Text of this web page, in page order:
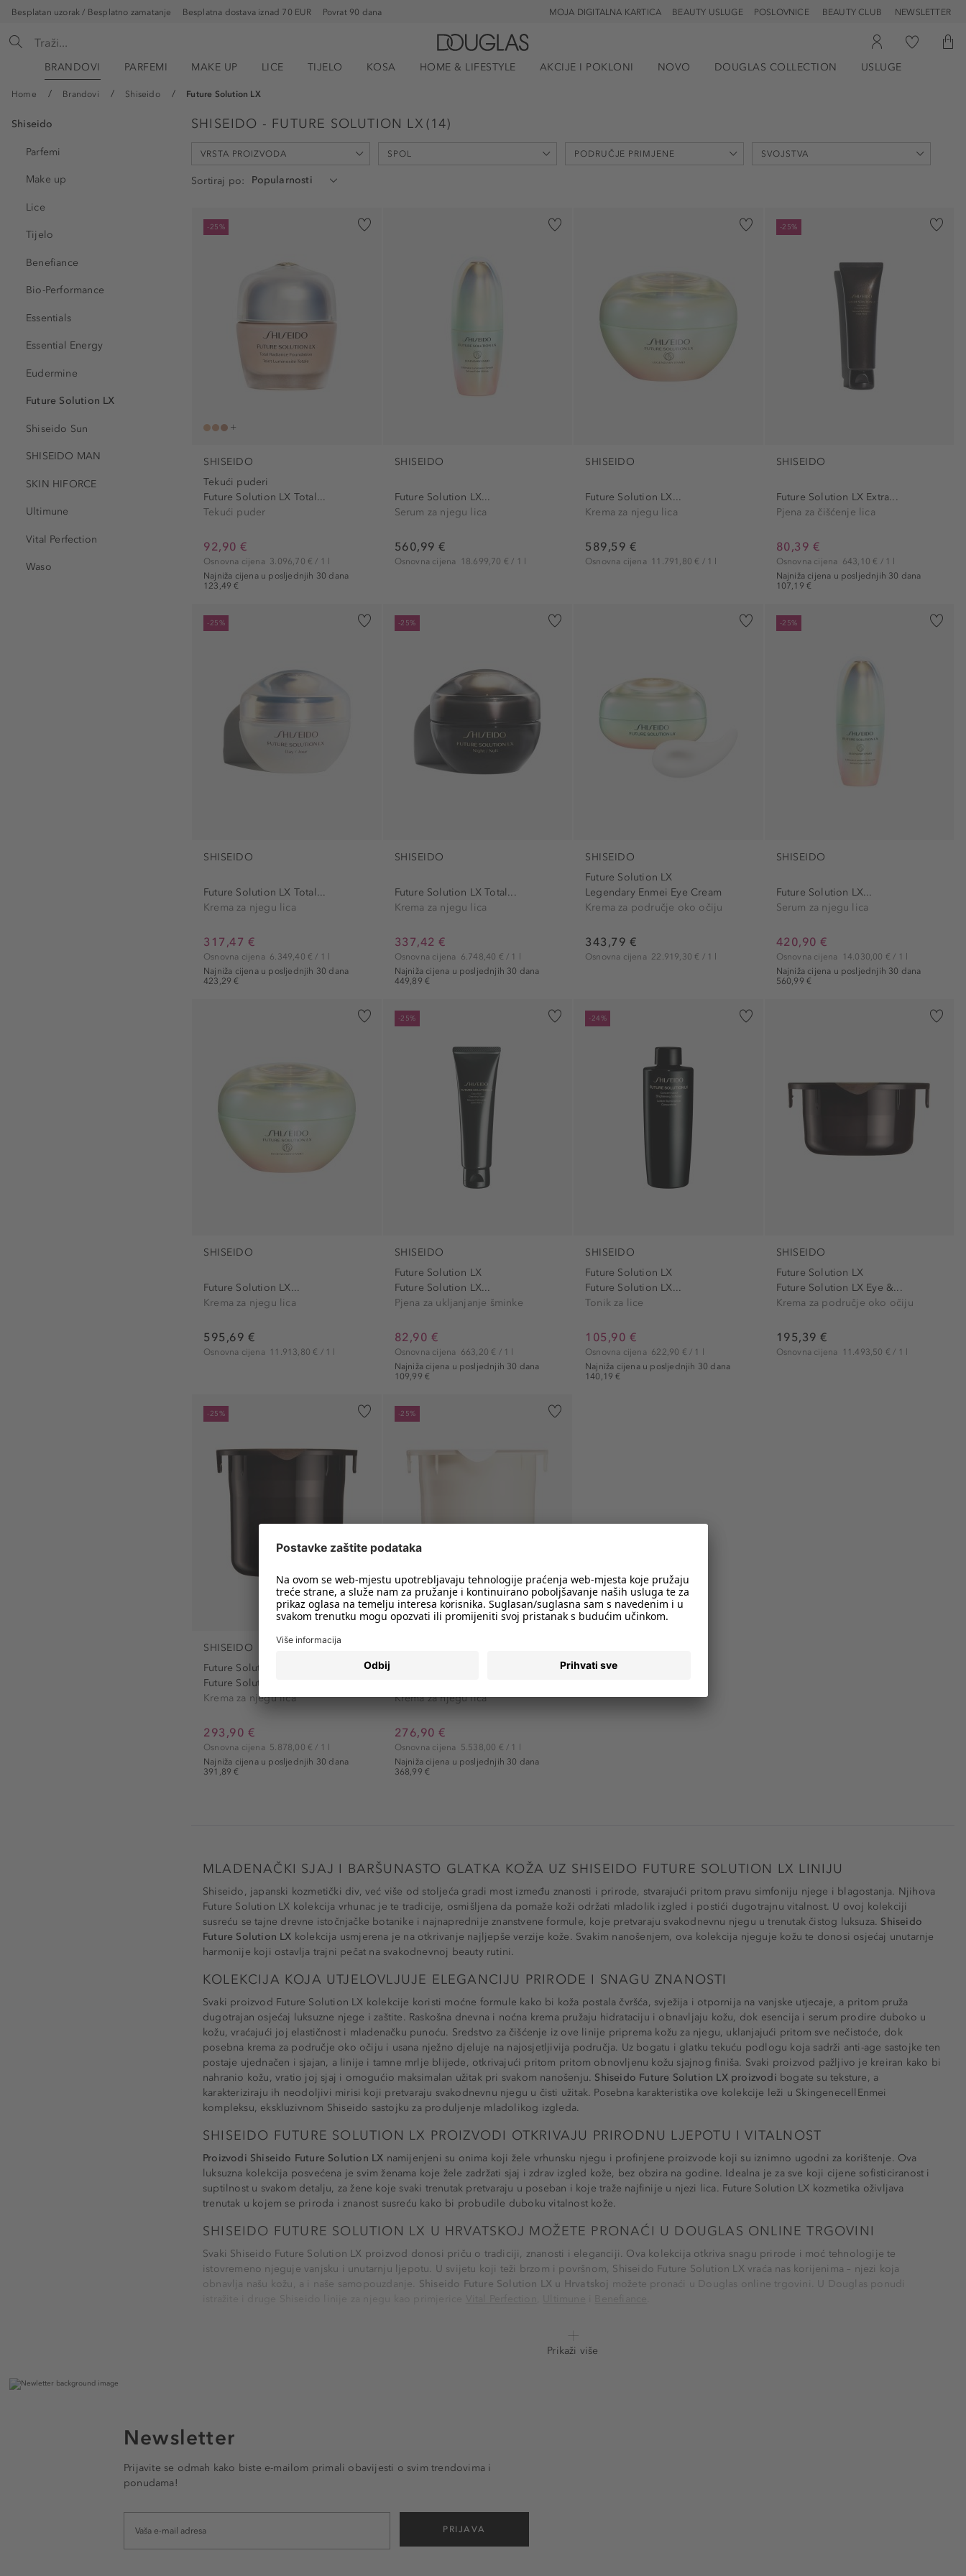
Besplatan uzorak / Besplatno zamatanje Besplatna dostava iznad 70 EUR Povrat 90 dana POSLOVNICE BEAUTY CLUB NEWSLETTER
BEAUTY USLUGE
MOJA DIGITALNA KARTICA
BRANDOVI PARFEMI MAKE UP LICE TIJELO KOSA HOME & LIFESTYLE AKCIJE I POKLONI NOVO DOUGLAS COLLECTION USLUGE
Home Brandovi Shiseido Future Solution LX
Shiseido
Parfemi
Make up
Lice
Tijelo
Benefiance
Bio-Performance
Essentials
Essential Energy
Eudermine
Future Solution LX
Shiseido Sun
SHISEIDO MAN
SKIN HIFORCE
Ultimune
Vital Perfection
Waso
SHISEIDO - FUTURE SOLUTION LX (14)
VRSTA PROIZVODA
Krema za područje oko očiju (2)
Tekući puder (1)
Tonik za lice (1)
SPOL PODRUČJE PRIMJENE SVOJSTVA
balansiranje (1)
regenerirajući (2)
Sortiraj po
-25%
SHISEIDO
Tekući puderi
Future Solution LX Total...
Tekući puder
92,90 €
Najniža cijena u posljednjih 30 dana
123,49 €
Osnovna cijena 3.096,70 € / 1 l
SHISEIDO
Future Solution LX...
Serum za njegu lica
560,99 €
Osnovna cijena 18.699,70 € / 1 l
SHISEIDO
Future Solution LX...
Krema za njegu lica
589,59 €
Osnovna cijena 11.791,80 € / 1 l
-25%
SHISEIDO
Future Solution LX Extra...
Pjena za čišćenje lica
80,39 €
Najniža cijena u posljednjih 30 dana
107,19 €
Osnovna cijena 643,10 € / 1 l
-25%
SHISEIDO
Future Solution LX Total...
Krema za njegu lica
317,47 €
Najniža cijena u posljednjih 30 dana
423,29 €
Osnovna cijena 6.349,40 € / 1 l
-25%
SHISEIDO
Future Solution LX Total...
Krema za njegu lica
337,42 €
Najniža cijena u posljednjih 30 dana
449,89 €
Osnovna cijena 6.748,40 € / 1 l
SHISEIDO
Future Solution LX
Legendary Enmei Eye Cream
Krema za područje oko očiju
343,79 €
Osnovna cijena 22.919,30 € / 1 l
-25%
SHISEIDO
Future Solution LX...
Serum za njegu lica
420,90 €
Najniža cijena u posljednjih 30 dana
560,99 €
Osnovna cijena 14.030,00 € / 1 l
SHISEIDO
Future Solution LX...
Krema za njegu lica
595,69 €
Osnovna cijena 11.913,80 € / 1 l
-25%
SHISEIDO
Future Solution LX
Future Solution LX...
Pjena za ukljanjanje šminke
82,90 €
Najniža cijena u posljednjih 30 dana
109,99 €
Osnovna cijena 663,20 € / 1 l
-24%
SHISEIDO
Future Solution LX
Future Solution LX...
Tonik za lice
105,90 €
Najniža cijena u posljednjih 30 dana
140,19 €
Osnovna cijena 622,90 € / 1 l
SHISEIDO
Future Solution LX
Future Solution LX Eye &...
Krema za područje oko očiju
195,39 €
Osnovna cijena 11.493,50 € / 1 l
-25%
SHISEIDO
Future Solution LX
Future Solution LX...
Krema za njegu lica
293,90 €
Najniža cijena u posljednjih 30 dana
391,89 €
Osnovna cijena 5.878,00 € / 1 l
-25%
Krema za njegu lica
276,90 €
Najniža cijena u posljednjih 30 dana
368,99 €
Osnovna cijena 5.538,00 € / 1 l
MLADENAČKI SJAJ I BARŠUNASTO GLATKA KOŽA UZ SHISEIDO FUTURE SOLUTION LX LINIJU
Shiseido, japanski kozmetički div, već više od stoljeća gradi most između znanosti i prirode, stvarajući pritom pravu simfoniju njege i blagostanja. Njihova
Future Solution LX kolekcija vrhunac je te tradicije, osmišljena da pomaže koži održati mladolik izgled i postići dugotrajnu vitalnost. U ovoj kolekciji
susreću se tajne drevne istočnjačke botanike i najnaprednije znanstvene formule, koje pretvaraju svakodnevnu njegu u trenutak čistog luksuza. Shiseido
Future Solution LX kolekcija usmjerena je na otkrivanje najljepše verzije kože. Svakim nanošenjem, ova kolekcija njeguje kožu te donosi osjećaj unutarnje
harmonije koji ostavlja trajni pečat na svakodnevnoj beauty rutini.
KOLEKCIJA KOJA UTJELOVLJUJE ELEGANCIJU PRIRODE I SNAGU ZNANOSTI
Svaki proizvod Future Solution LX kolekcije koristi moćne formule kako bi koža postala čvršća, svježija i otpornija na vanjske utjecaje, a pritom pruža
dugotrajan osjećaj luksuzne njege i zaštite. Raskošna dnevna i noćna krema pružaju hidrataciju i obnavljaju kožu, dok esencija i serum prodire duboko u
kožu, vraćajući joj elastičnost i mladenačku punoću. Sredstvo za čišćenje iz ove linije priprema kožu za njegu, uklanjajući pritom sve nečistoće, dok
posebna krema za područje oko očiju i usana nježno djeluje na najosjetljivija područja. Uz bogatu i glatku tekuću podlogu koja sadrži anti-age sastojke ten
postaje ujednačen i sjajan, a linije i tamne mrlje blijede, otkrivajući pritom pritom obnovljenu kožu sjajnog finiša. Svaki proizvod pažljivo je kreiran kako bi
nahranio kožu, vratio joj sjaj i omogućio maksimalan užitak pri svakom nanošenju. Shiseido Future Solution LX proizvodi bogate su teksture, a
karakteriziraju ih neodoljivi mirisi koji pretvaraju svakodnevnu njegu u čisti užitak. Posebna karakteristika ove kolekcije leži u SkingenecellEnmei
kompleksu, ekskluzivnom Shiseido sastojku za produljenje mladolikog izgleda.
SHISEIDO FUTURE SOLUTION LX PROIZVODI OTKRIVAJU PRIRODNU LJEPOTU I VITALNOST
Proizvodi Shiseido Future Solution LX namijenjeni su onima koji žele vrhunsku njegu i profinjene proizvode koji su iznimno ugodni za korištenje. Ova
luksuzna kolekcija posvećena je svim ženama koje žele zadržati sjaj i zdrav izgled kože, bez obzira na godine. Idealna je za sve koji cijene sofisticiranost i
suptilnost u svakom detalju, za žene koje svaki trenutak pretvaraju u poseban i koje traže najfinije u njezi lica. Future Solution LX kozmetika oživljava
trenutak u kojem se priroda i znanost susreću kako bi probudile duboku vitalnost kože.
SHISEIDO FUTURE SOLUTION LX U HRVATSKOJ MOŽETE PRONAĆI U DOUGLAS ONLINE TRGOVINI
Svaki Shiseido Future Solution LX proizvod donosi priču o tradiciji, znanosti i eleganciji. Ova kolekcija otkriva snagu prirode i moć tehnologije te
istovremeno njeguje vanjsku i unutarnju ljepotu. U svijetu koji teži brzom i površnom, Shiseido Future Solution LX vraća nas korijenima – njezi koja
obnavlja našu kožu, a i naše samopouzdanje. Shiseido Future Solution LX u Hrvatskoj možete pronaći u Douglas online trgovini. U Douglas ponudi
Prikaži više
Newsletter
Prijavite se odmah kako biste e-mailom primali obavijesti o svim trendovima i
ponudama!
PRIJAVA